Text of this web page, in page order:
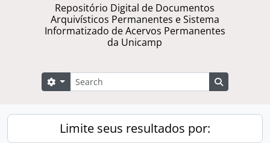
Repositório Digital de Documentos
Arquivísticos Permanentes e Sistema
Informatizado de Acervos Permanentes
da Unicamp
Buscar
Opções de busca
Limite seus resultados por: